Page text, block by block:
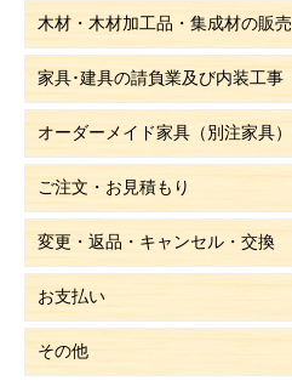
木材・木材加工品・集成材の販売
家具･建具の請負業及び内装工事
オーダーメイド家具（別注家具）
ご注文・お見積もり
変更・返品・キャンセル・交換
お支払い
その他